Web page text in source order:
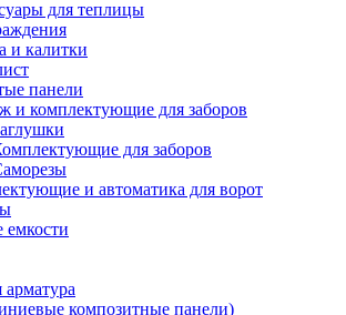
для теплицы
и калитки
панели
и комплектующие для заборов
для заборов
и автоматика для ворот
емкости
композитные панели)